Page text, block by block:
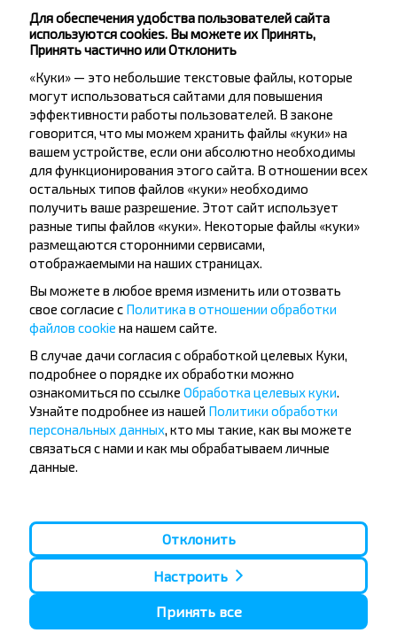
Не пропусти специальные акции, скидки и
другие интересные предложения INFOBUS.
Подпишись на получение новостей и
путешествуй с нами дешевле!
Подписаться
Популярные автобусные
направления
Орша - Могилёв
Минск - Несвиж
Минск - Могилёв
Минск - Пинск
Минск - Брест
Минск - Барановичи
Гомель - Минск
Брест - Тересполь
Брест - Беловежская Пуща
Полоцк - Рига
Минск - Вильнюс
Минск - Варшава
Минск - Москва
Москва - Барановичи
Брест - Люблин
Брест - Варшава
Для обеспечения удобства пользователей сайта
используются cookies. Вы можете их Принять,
Принять частично или Отклонить
«Куки» — это небольшие текстовые файлы, которые
могут использоваться сайтами для повышения
эффективности работы пользователей. В законе
говорится, что мы можем хранить файлы «куки» на
вашем устройстве, если они абсолютно необходимы
для функционирования этого сайта. В отношении всех
остальных типов файлов «куки» необходимо
получить ваше разрешение. Этот сайт использует
разные типы файлов «куки». Некоторые файлы «куки»
размещаются сторонними сервисами,
отображаемыми на наших страницах.
Вы можете в любое время изменить или отозвать
свое согласие с Политика в отношении обработки
файлов cookie на нашем сайте.
В случае дачи согласия с обработкой целевых Куки,
подробнее о порядке их обработки можно
ознакомиться по ссылке Обработка целевых куки.
Узнайте подробнее из нашей Политики обработки
персональных данных, кто мы такие, как вы можете
связаться с нами и как мы обрабатываем личные
данные.
Отклонить
Настроить
Принять все